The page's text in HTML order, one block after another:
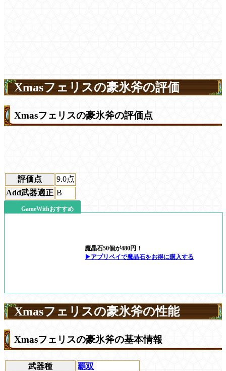
Xmasフェリスの豪氷斧の評価
Xmasフェリスの豪氷斧の評価点
評価点 9.0点
Add武器適正 B
GameWithおすすめ
魔晶石50個が480円！
▶アプリペイで魔晶石をお得に購入する
Xmasフェリスの豪氷斧の性能
Xmasフェリスの豪氷斧の基本情報
武器種
覇双